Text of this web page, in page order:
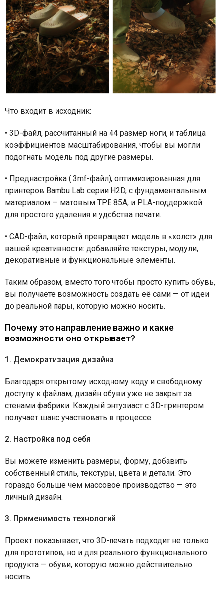
Что входит в исходник:
• 3D-файл, рассчитанный на 44 размер ноги, и таблица
коэффициентов масштабирования, чтобы вы могли
подогнать модель под другие размеры.
• Преднастройка (.3mf-файл), оптимизированная для
принтеров Bambu Lab серии H2D, с фундаментальным
материалом — матовым TPE 85A, и PLA-поддержкой
для простого удаления и удобства печати.
• CAD-файл, который превращает модель в «холст» для
вашей креативности: добавляйте текстуры, модули,
декоративные и функциональные элементы.
Таким образом, вместо того чтобы просто купить обувь,
вы получаете возможность создать её сами — от идеи
до реальной пары, которую можно носить.
Почему это направление важно и какие
возможности оно открывает?
1. Демократизация дизайна
Благодаря открытому исходному коду и свободному
доступу к файлам, дизайн обуви уже не закрыт за
стенами фабрики. Каждый энтузиаст с 3D-принтером
получает шанс участвовать в процессe.
2. Настройка под себя
Вы можете изменить размеры, форму, добавить
собственный стиль, текстуры, цвета и детали. Это
гораздо больше чем массовое производство — это
личный дизайн.
3. Применимость технологий
Проект показывает, что 3D-печать подходит не только
для прототипов, но и для реального функционального
продукта — обуви, которую можно действительно
носить.